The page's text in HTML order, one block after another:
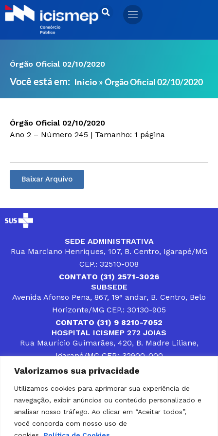
Valorizamos sua privacidade
Utilizamos cookies para aprimorar sua experiência de
navegação, exibir anúncios ou conteúdo personalizado e
analisar nosso tráfego. Ao clicar em “Aceitar todos”,
você concorda com nosso uso de
Ir
para
Órgão Oficial 02/10/2020
Você está em: Início »Órgão Oficial 02/10/2020
Órgão Oficial 02/10/2020
Ano 2 – Número 245 | Tamanho: 1 página
Baixar Arquivo
SEDE ADMINISTRATIVA
Rua Marciano Henriques, 107, B. Centro, Igarapé/MG
CEP.: 32510-008
CONTATO (31) 2571-3026
SUBSEDE
Avenida Afonso Pena, 867, 19° andar, B. Centro, Belo
Horizonte/MG CEP.: 30130-905
CONTATO (31) 9 8210-7052
HOSPITAL ICISMEP 272 JOIAS
Rua Maurício Guimarães, 420, B. Madre Liliane,
Igarapé/MG CEP.: 32900-000
CONTATOS (31) 3512-4400 ou (31) 9 8309-8660
DESENVOLVER SOLUÇÕES, AÇÕES E SERVIÇOS
PÚBLICOS QUE COMPLEMENTEM A ASSISTÊNCIA À
POPULAÇÃO DA REGIÃO EM QUE ATUA, SENDO
PARCEIRO DOS MUNICÍPIOS CONSORCIADOS NA
SOLUÇÃO DE DIFICULDADES ENFRENTADAS POR
GESTORES MUNICIPAIS, É O COMPROMISSO DO
ICISMEP.